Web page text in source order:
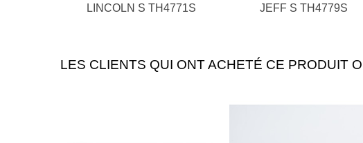
LINCOLN S TH4771S JEFF S TH4779S
LES CLIENTS QUI ONT ACHETÉ CE PRODUIT